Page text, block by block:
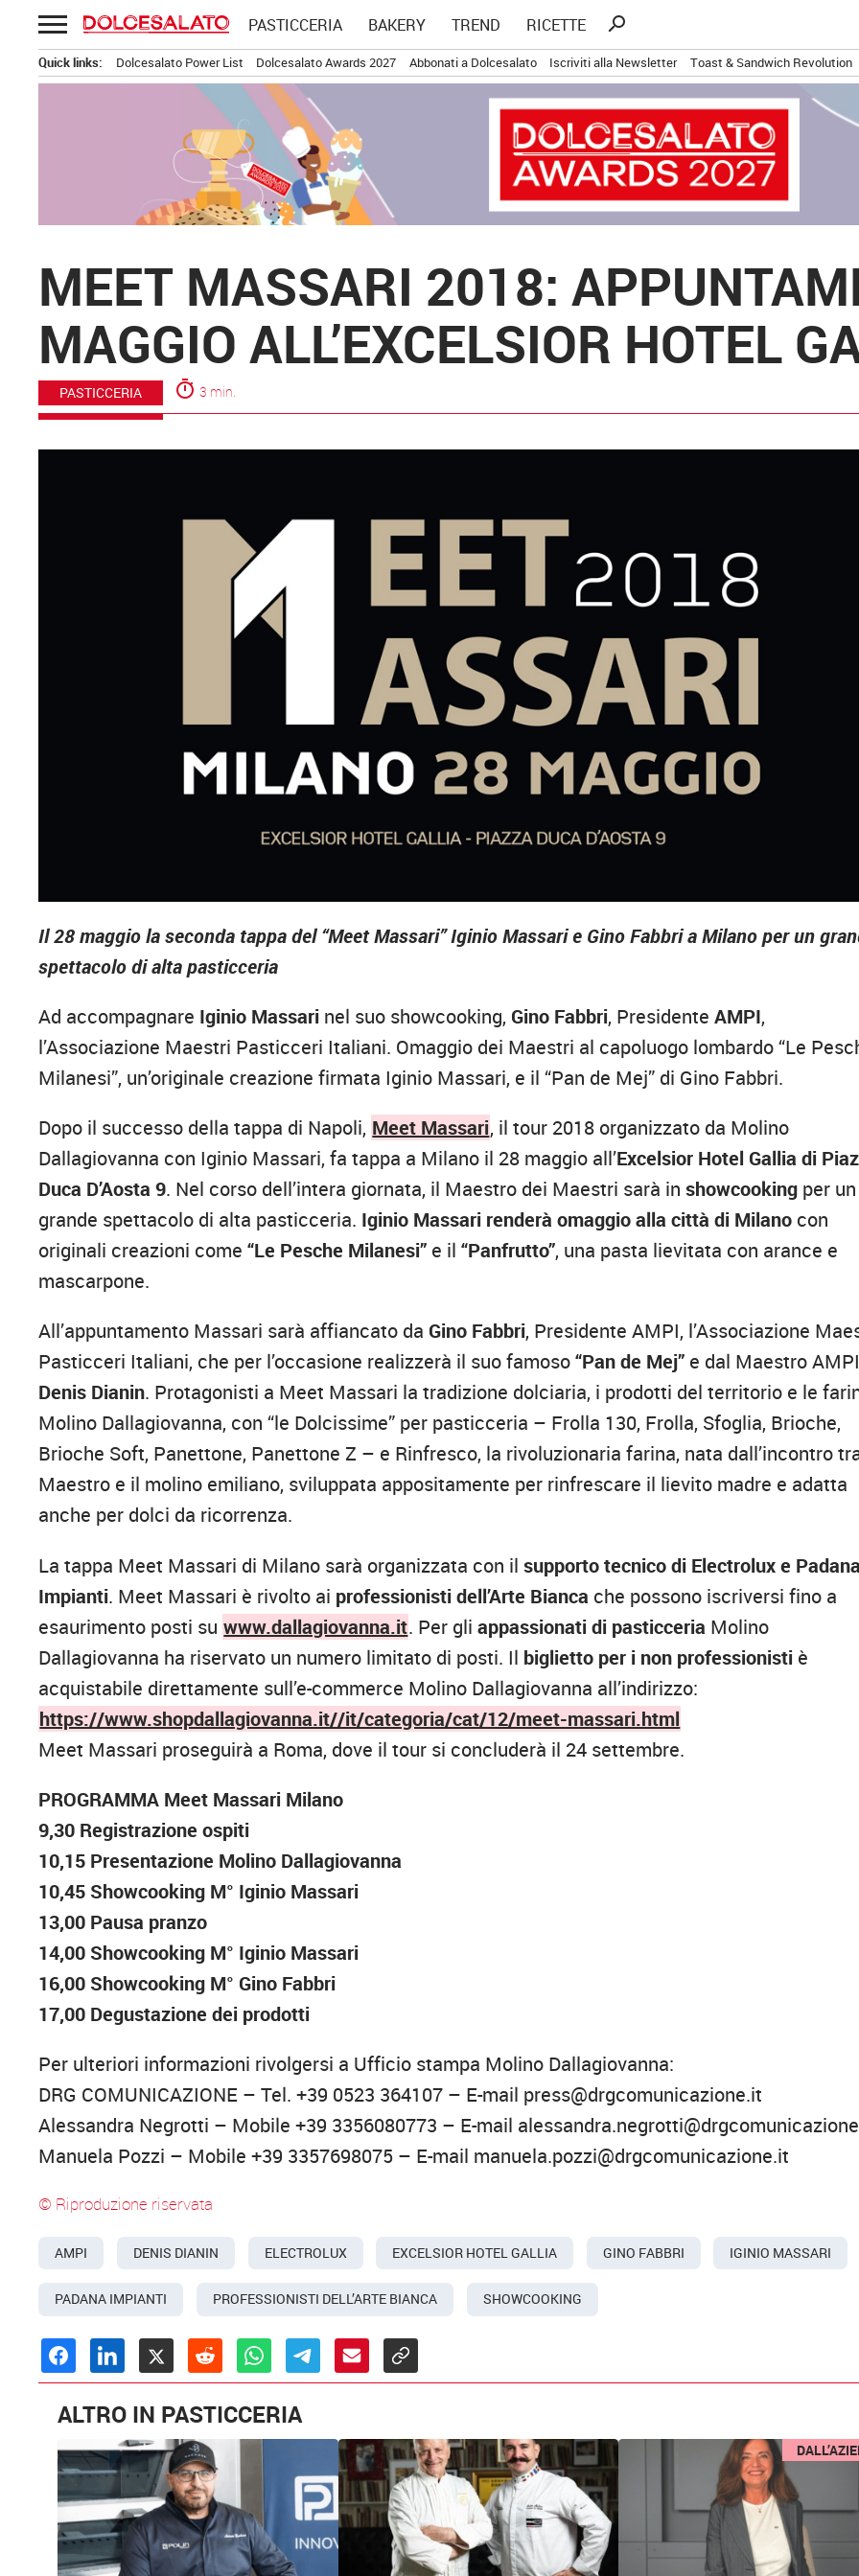
Passa
al
contenuto
PASTICCERIA BAKERY TREND RICETTE
Ricerca
search
Quick links: Dolcesalato Power List Dolcesalato Awards 2027 Abbonati a Dolcesalato Iscriviti alla Newsletter Toast & Sandwich Revolution
MEET MASSARI 2018:
MAGGIO ALL’EXCELSIOR HOTEL
PASTICCERIA timer 3 min.
Il 28 maggio la seconda tappa del “Meet Massari” Iginio Massari e Gino Fabbri a Milano per un
spettacolo di alta pasticceria
Ad accompagnare Iginio Massari nel suo showcooking, Gino Fabbri, PresidenteAMPI,
l’Associazione Maestri Pasticceri Italiani. Omaggio dei Maestri al capoluogo lombardo “Le
Milanesi”, un’originale creazione firmata Iginio Massari, e il “Pan de Mej” di Gino Fabbri.
Dopo il successo della tappa di Napoli, Meet Massari, il tour 2018 organizzato da Molino
Dallagiovanna con Iginio Massari, fa tappa a Milano il 28 maggio all’Excelsior Hotel Gallia di
Duca D’Aosta 9. Nel corso dell’intera giornata, il Maestro dei Maestri sarà inshowcooking per un
grande spettacolo di alta pasticceria. Iginio Massari renderà omaggio alla città di Milano con
originali creazioni come“Le Pesche Milanesi” e il“Panfrutto”, una pasta lievitata con arance e
mascarpone.
All’appuntamento Massari sarà affiancato da Gino Fabbri, Presidente AMPI, l’Associazione
Pasticceri Italiani, che per l’occasione realizzerà il suo famoso“Pan de Mej” e dal Maestro
Denis Dianin. Protagonisti a Meet Massari la tradizione dolciaria, i prodotti del territorio e le
Molino Dallagiovanna, con “le Dolcissime” per pasticceria – Frolla 130, Frolla, Sfoglia, Brioche,
Brioche Soft, Panettone, Panettone Z – e Rinfresco, la rivoluzionaria farina, nata dall’incontro
Maestro e il molino emiliano, sviluppata appositamente per rinfrescare il lievito madre e adatta
anche per dolci da ricorrenza.
La tappa Meet Massari di Milano sarà organizzata con ilsupporto tecnico di Electrolux e
Impianti. Meet Massari è rivolto ai professionisti dell’Arte Bianca che possono iscriversi fino a
esaurimento posti su www.dallagiovanna.it. Per gliappassionati di pasticceria Molino
Dallagiovanna ha riservato un numero limitato di posti. Il biglietto per i non professionisti è
acquistabile direttamente sull’e-commerce Molino Dallagiovanna all’indirizzo:
https://www.shopdallagiovanna.it//it/categoria/cat/12/meet-massari.html
Meet Massari proseguirà a Roma, dove il tour si concluderà il 24 settembre.
PROGRAMMA Meet Massari Milano
9,30 Registrazione ospiti
10,15 Presentazione Molino Dallagiovanna
10,45 Showcooking M° Iginio Massari
13,00 Pausa pranzo
14,00 Showcooking M° Iginio Massari
16,00 Showcooking M° Gino Fabbri
17,00 Degustazione dei prodotti
Per ulteriori informazioni rivolgersi a Ufficio stampa Molino Dallagiovanna:
DRG COMUNICAZIONE – Tel. +39 0523 364107 – E-mail press@drgcomunicazione.it
Alessandra Negrotti – Mobile +39 3356080773 – E-mail
Manuela Pozzi – Mobile +39 3357698075 – E-mail manuela.pozzi@drgcomunicazione.it
© Riproduzione riservata
AMPI DENIS DIANIN ELECTROLUX EXCELSIOR HOTEL GALLIA GINO FABBRI IGINIO MASSARI
PADANA IMPIANTI PROFESSIONISTI DELL’ARTE BIANCA SHOWCOOKING
ALTRO IN PASTICCERIA